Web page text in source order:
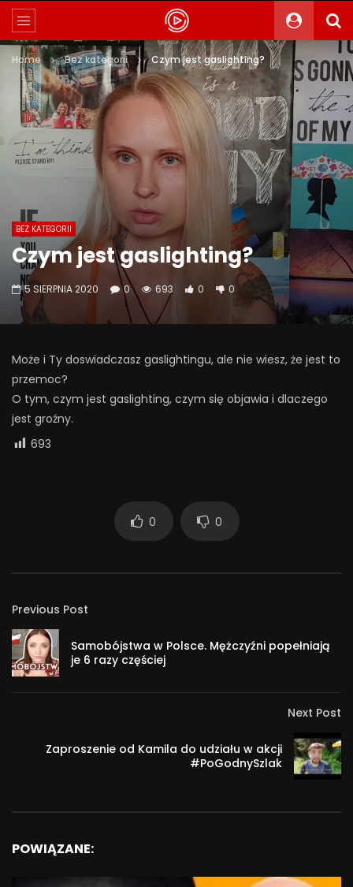
Home Bez kategorii Czym jest gaslighting?
BEZ KATEGORII
Czym jest gaslighting?
5 SIERPNIA 2020 0 693 0 0
Może i Ty doswiadczasz gaslightingu, ale nie wiesz, że jest to
przemoc?
O tym, czym jest gaslighting, czym się objawia i dlaczego
jest groźny.
693
0 0
Previous Post
Samobójstwa w Polsce. Mężczyźni popełniają
je 6 razy częściej
Next Post
Zaproszenie od Kamila do udziału w akcji
#PoGodnySzlak
POWIĄZANE: